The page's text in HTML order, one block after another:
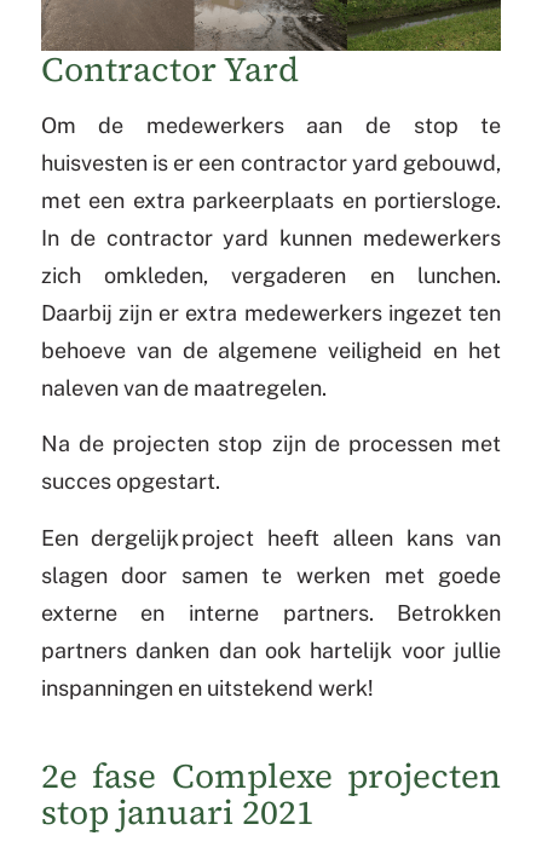
Contractor Yard
Om de medewerkers aan de stop te
huisvesten is er een contractor yard gebouwd,
met een extra parkeerplaats en portiersloge.
In de contractor yard kunnen medewerkers
zich omkleden, vergaderen en lunchen.
Daarbij zijn er extra medewerkers ingezet ten
behoeve van de algemene veiligheid en het
naleven van de maatregelen.
Na de projecten stop zijn de processen met
succes opgestart.
Een dergelijk project heeft alleen kans van
slagen door samen te werken met goede
externe en interne partners. Betrokken
partners danken dan ook hartelijk voor jullie
inspanningen en uitstekend werk!
2e fase Complexe projecten
stop januari 2021